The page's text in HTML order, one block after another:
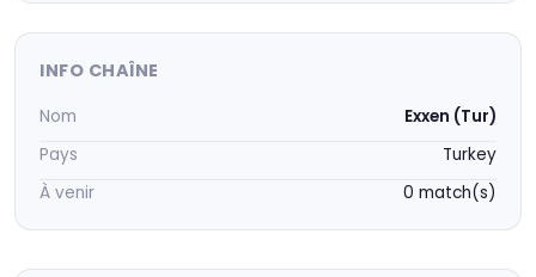
INFO CHAÎNE
Nom
Exxen (Tur)
Pays
Turkey
À venir
0 match(s)